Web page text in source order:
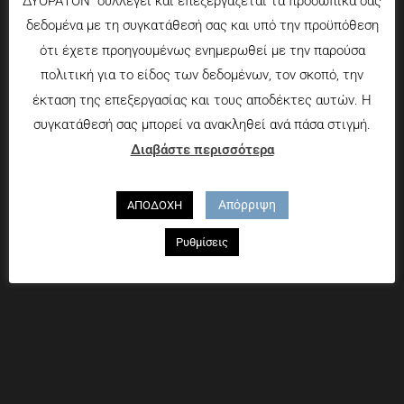
Τρόποι αποστολής
Πολιτική επιστροφών
Που θα μας βρείτε
Τηλ. 2109597894
δεδομένα με τη συγκατάθεσή σας και υπό την προϋπόθεση
ότι έχετε προηγουμένως ενημερωθεί με την παρούσα
πολιτική για το είδος των δεδομένων, τον σκοπό, την
έκταση της επεξεργασίας και τους αποδέκτες αυτών. Η
συγκατάθεσή σας μπορεί να ανακληθεί ανά πάσα στιγμή.
Διαβάστε περισσότερα
ΑΠΟΔΟΧΗ Απόρριψη
Ρυθμίσεις